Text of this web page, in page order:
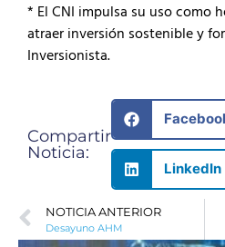
* El CNI impulsa su uso como
atraer inversión sostenible y
Inversionista.
Compartir
Noticia:
LinkedIn
NOTICIA ANTERIOR
Desayuno AHM